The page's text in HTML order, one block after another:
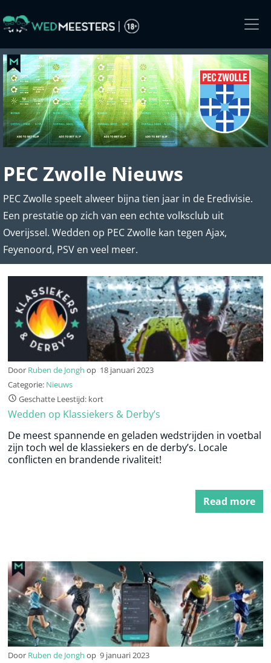
to
content
PEC Zwolle Nieuws
PEC Zwolle speelt alweer bijna tien jaar in de Eredivisie.
Een prestatie op zich van een echte volksclub uit
Overijssel. Wedden op PEC Zwolle kan tegen Ajax,
Feyenoord, PSV en veel meer.
Door Ruben de Jongh op 18 januari 2023
Categorie: Nieuws
Geschatte Leestijd: kort
Wedden op Klassiekers & Derby’s
De meest spannende en geladen wedstrijden in voetbal
zijn toch wel de klassiekers en de derby’s. Locale
conflicten en brandende rivaliteit!
Read more
Door Ruben de Jongh op 9 januari 2023